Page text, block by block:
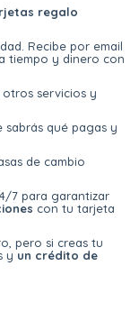
regalo
Recibe por email
tiempo y dinero con
servicios y
sabrás qué pagas y
de cambio
7 para garantizar
con tu tarjeta
pero si creas tu
y un crédito de